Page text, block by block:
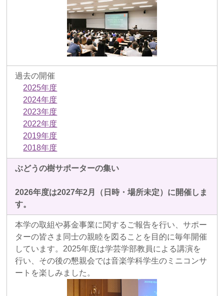
過去の開催
2025年度
2024年度
2023年度
2022年度
2019年度
2018年度
ぶどうの樹サポーターの集い
2026年度は2027年2月（日時・場所未定）に開催しま
す。
本学の取組や募金事業に関するご報告を行い、サポー
ターの皆さま同士の親睦を図ることを目的に毎年開催
しています。2025年度は学芸学部教員による講演を
行い、その後の懇親会では音楽学科学生のミニコンサ
ートを楽しみました。